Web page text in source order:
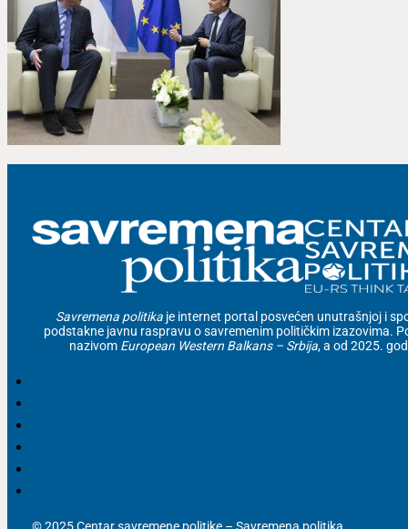
Savremena politika je internet portal posvećen unutrašnjoj i
podstakne javnu raspravu o savremenim političkim izazovima.
nazivom European Western Balkans – Srbija, a od 2025.